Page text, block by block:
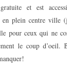
et est
en plein centre ville
pour ceux qui ne
le coup d’oeil.